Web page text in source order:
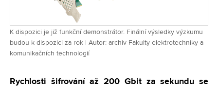
K dispozici je již funkční demonstrátor. Finální výsledky výzkumu
budou k dispozici za rok | Autor: archiv Fakulty elektrotechniky a
komunikačních technologií
Rychlosti šifrování až 200 Gbit za sekundu se